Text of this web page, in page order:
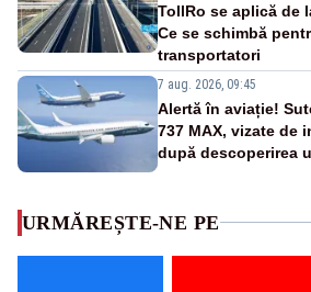
TollRo se aplică de
Ce se schimbă
transportatori
7 aug. 2026, 09:45
Alertă în aviație!
737 MAX, vizate de
după descoperirea
URMĂREȘTE-NE PE